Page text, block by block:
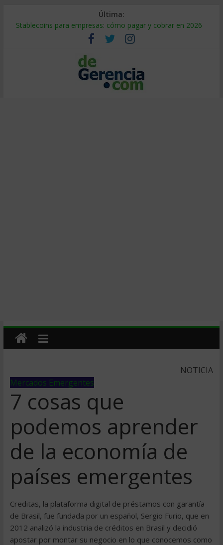
Última:
Stablecoins para empresas: cómo pagar y cobrar en 2026
Despido silencioso: qué es y por qué sale tan caro
IA en selección de personal: cómo auditarla a tiempo
Trabajo forzoso en la cadena de suministro: qué hacer
Mercado hispano de EE. UU.: cómo segmentarlo y venderle
NOTICIA
Mercados Emergentes
7 cosas que
podemos aprender
de la economía de
países emergentes
Creditas, la plataforma digital de préstamos con garantía
de Brasil, fue fundada por un español, Sergio Furio, que en
2012 analizó la industria de créditos en Brasil y decidió
apostar por montar su negocio en lo que conocemos como